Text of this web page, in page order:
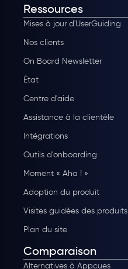
Ressources
Mises à jour d'UserGuiding
Nos clients
On Board Newsletter
État
Centre d'aide
Assistance à la clientèle
Intégrations
Outils d'onboarding
Moment « Aha ! »
Adoption du produit
Visites guidées des produits
Plan du site
Comparaison
Alternatives à Appcues